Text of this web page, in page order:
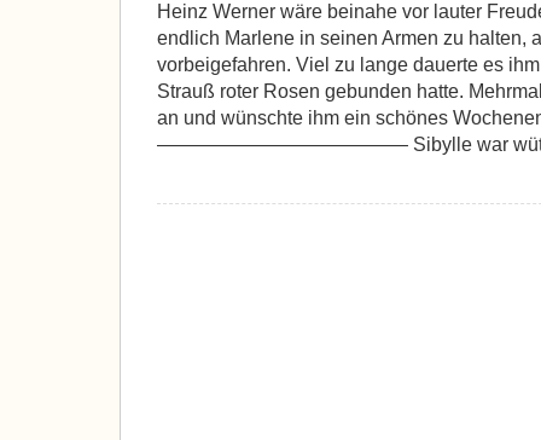
Heinz Werner wäre beinahe vor lauter
endlich Marlene in seinen Armen zu halten,
vorbeigefahren. Viel zu lange dauerte es
Strauß roter Rosen gebunden hatte.
an und wünschte ihm ein schönes
————————————— Sibylle war